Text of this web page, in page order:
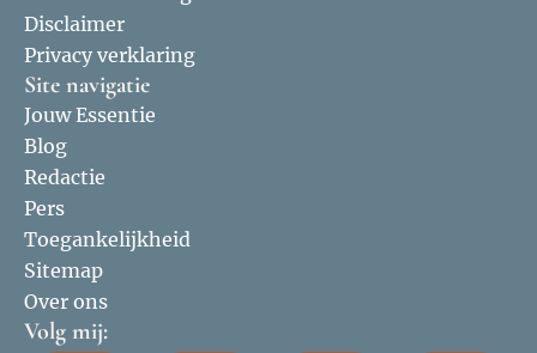
Disclaimer
Privacy verklaring
Site navigatie
Jouw Essentie
Blog
Redactie
Pers
Toegankelijkheid
Sitemap
Over ons
Volg mij: